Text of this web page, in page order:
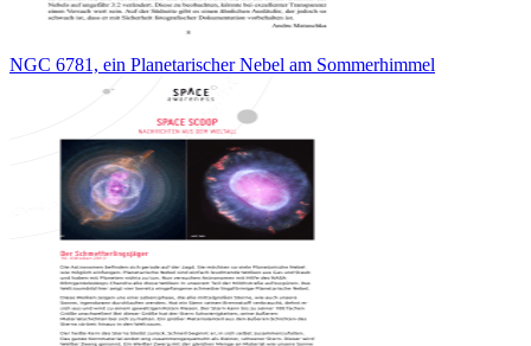
NGC 6781, ein Planetarischer Nebel am Sommerhimmel